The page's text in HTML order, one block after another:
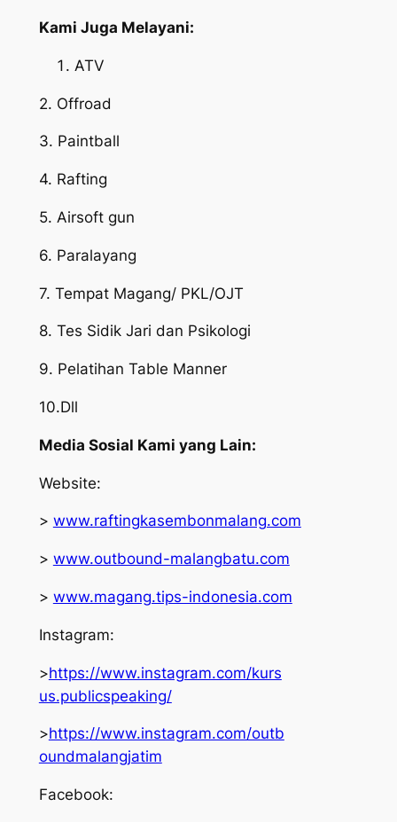
Kami Juga Melayani:
ATV
2. Offroad
3. Paintball
4. Rafting
5. Airsoft gun
6. Paralayang
7. Tempat Magang/ PKL/OJT
8. Tes Sidik Jari dan Psikologi
9. Pelatihan Table Manner
10.Dll
Media Sosial Kami yang Lain:
Website:
> www.raftingkasembonmalang.com
> www.outbound-malangbatu.com
> www.magang.tips-indonesia.com
Instagram:
>https://www.instagram.com/kurs
us.publicspeaking/
>https://www.instagram.com/outb
oundmalangjatim
Facebook: